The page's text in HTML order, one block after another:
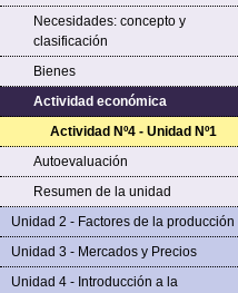
Necesidades: concepto y
clasificación
Bienes
Actividad económica
Actividad Nº4 - Unidad Nº1
Autoevaluación
Resumen de la unidad
Unidad 2 - Factores de la producción
Unidad 3 - Mercados y Precios
Unidad 4 - Introducción a la